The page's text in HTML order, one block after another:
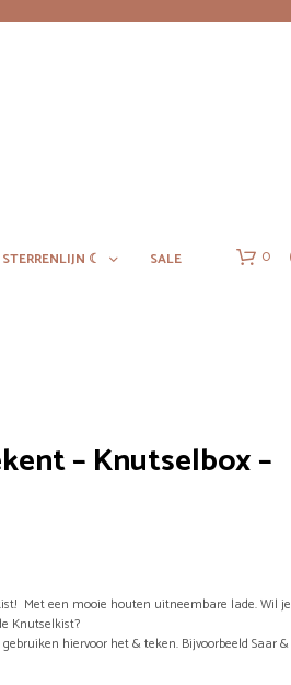
STERRENLIJN ☾ SALE 0
– Knutselbox –
Met een mooie houten uitneembare lade. Wil je
Knutselkist?
hiervoor het & teken. Bijvoorbeeld Saar &